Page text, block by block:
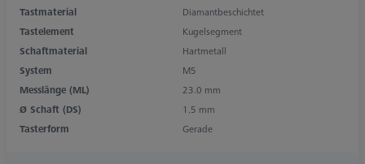
Tastmaterial
Diamantbeschichtet
Tastelement
Kugelsegment
Schaftmaterial
Hartmetall
System
M5
Messlänge (ML)
23.0 mm
Ø Schaft (DS)
1.5 mm
Tasterform
Gerade